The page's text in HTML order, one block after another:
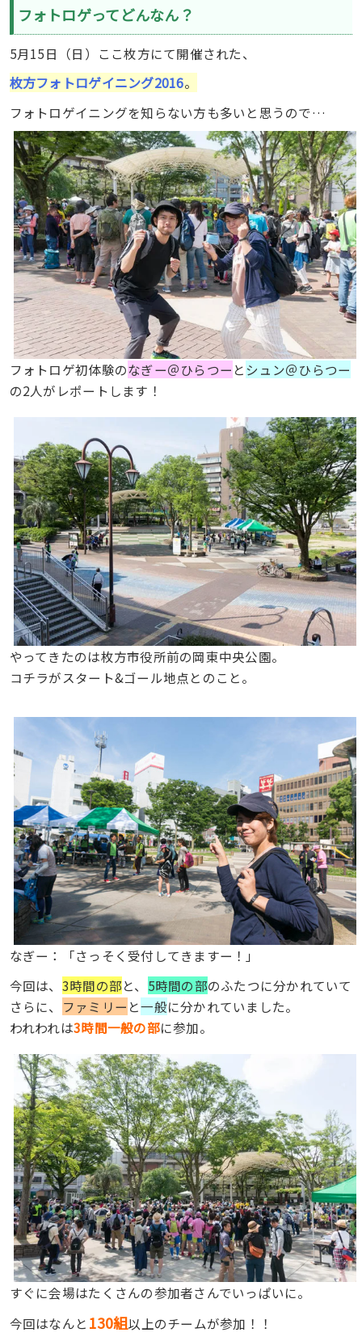
フォトロゲってどんなん？
5月15日（日）ここ枚方にて開催された、
枚方フォトロゲイニング2016。
フォトロゲイニングを知らない方も多いと思うので…
フォトロゲ初体験のなぎー＠ひらつー とシュン＠ひらつー
の2人がレポートします！
やってきたのは枚方市役所前の岡東中央公園。
コチラがスタート&ゴール地点とのこと。
なぎー：「さっそく受付してきますー！」
今回は、 3時間の部と、 5時間の部のふたつに分かれていて
さらに、
ファミリー と一般に分かれていました。
われわれは3時間一般の部に参加。
すぐに会場はたくさんの参加者さんでいっぱいに。
今回はなんと 130組以上のチームが参加！！